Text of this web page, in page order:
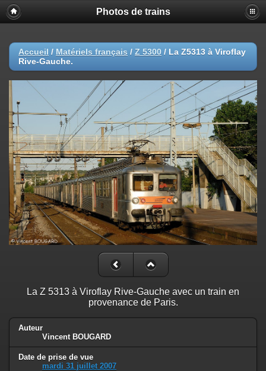
Photos de trains
Accueil / Matériels français / Z 5300 / La Z5313 à Viroflay
Rive-Gauche.
La Z 5313 à Viroflay Rive-Gauche avec un train en
provenance de Paris.
Auteur
Vincent BOUGARD
Date de prise de vue
mardi 31 juillet 2007